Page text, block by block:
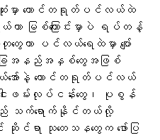
ဆုံးမှာ တောင်တရုတ်ပင်လယ်ထဲ
ဟာ မြစ်ကြောင်းမှာပဲ ရပ်တန့်
ေဟာ ပင်လယ်ရေထဲမှာ ပျော်
ြေအနည်အနှစ်တွေအဖြစ်
ယ်အော်နဲ့ တောင်တရုတ်ပင်လယ်
းဖမ်းလုပ်ငန်းတွေ၊ ပုစွန်
ရှည် သက်ရောက်နိုင်တယ်လို့
ရာ သုတေသနတွေက ဖော်ပြ